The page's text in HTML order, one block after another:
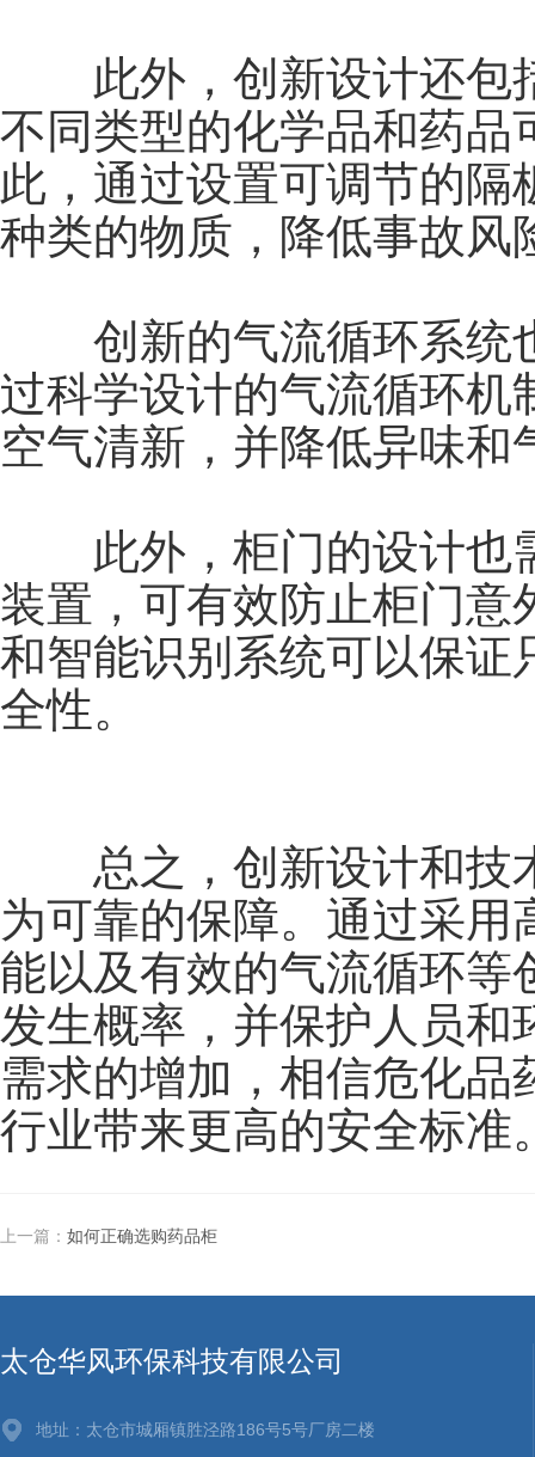
此外，创新设计还包
不同类型的化学品和药品
此，通过设置可调节的
种类的物质，降低事故风
创新的气流循环系统
过科学设计的气流循环机
空气清新，并降低异味
此外，柜门的设计也
装置，可有效防止柜门意
和智能识别系统可以保证
全性。
总之，创新设计和技
为可靠的保障。通过采
能以及有效的气流循环等
发生概率，并保护人员和
需求的增加，相信危化
行业带来更高的安全标准
上一篇： 如何正确选购药品柜
太仓华风环保科技有限公司
地址：太仓市城厢镇胜泾路186号5号厂房二楼